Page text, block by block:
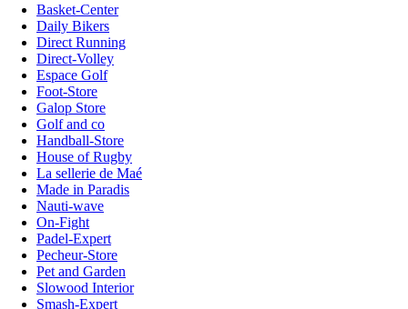
Basket-Center
Daily Bikers
Direct Running
Direct-Volley
Espace Golf
Foot-Store
Galop Store
Golf and co
Handball-Store
House of Rugby
La sellerie de Maé
Made in Paradis
Nauti-wave
On-Fight
Padel-Expert
Pecheur-Store
Pet and Garden
Slowood Interior
Smash-Expert